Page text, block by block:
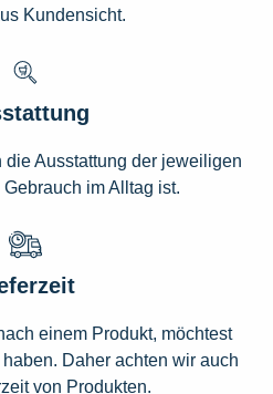
Kundensicht.
Ausstattung der jeweiligen
im Alltag ist.
einem Produkt, möchtest
Daher achten wir auch
von Produkten.